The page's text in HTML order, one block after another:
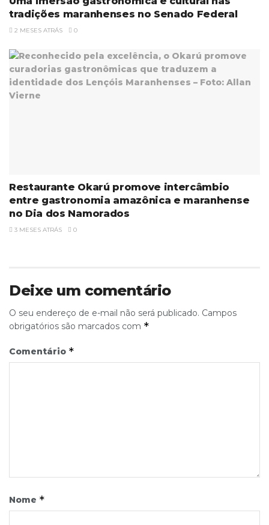
tradições maranhenses no Senado Federal
2 MESES ATRÁS 0
Restaurante Okarú promove intercâmbio
entre gastronomia amazônica e maranhense
no Dia dos Namorados
3 MESES ATRÁS 0
Deixe um comentário
O seu endereço de e-mail não será publicado. Campos
obrigatórios são marcados com *
Comentário *
Nome *